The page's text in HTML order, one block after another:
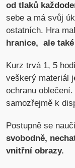
od tlaků
sebe a má svůj
ostatních. Hra
hranice, ale
Kurz trvá 1, 5
veškerý materiál
ochranu
samozřejmě k
Postupně se
svobodně,
vnitřní obrazy.